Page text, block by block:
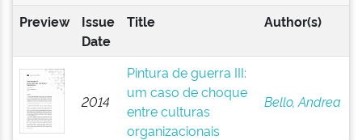
Preview
Issue
Date
Title Author(s)
2014
Pintura de guerra III:
um caso de choque
entre culturas
organizacionais
Bello, Andrea